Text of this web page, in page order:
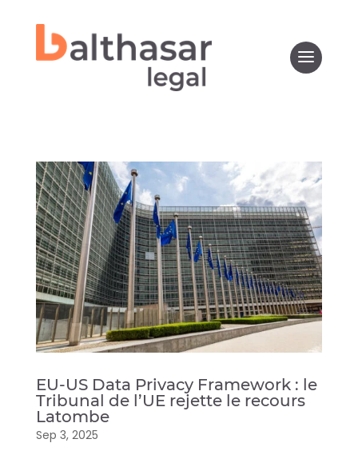
EU-US Data Privacy Framework : le
Tribunal de l’UE rejette le recours
Latombe
Sep 3, 2025